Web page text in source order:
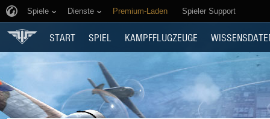
Spiele Dienste Premium-Laden Spieler Support
START SPIEL KAMPFFLUGZEUGE